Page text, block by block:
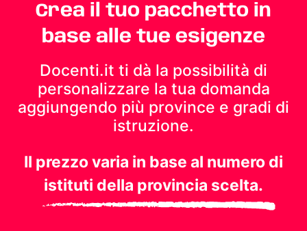
Crea il tuo pacchetto in
base alle tue esigenze
Docenti.it ti dà la possibilità di
personalizzare la tua domanda
aggiungendo più province e gradi di
istruzione.
Il prezzo varia in base al numero di
istituti della provincia scelta.